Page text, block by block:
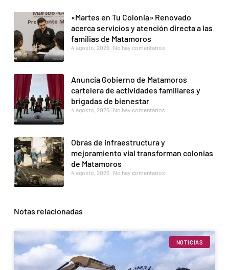
«Martes en Tu Colonia» Renovado
acerca servicios y atención directa a las
familias de Matamoros
4 agosto, 2026 No hay comentarios
Anuncia Gobierno de Matamoros
cartelera de actividades familiares y
brigadas de bienestar
4 agosto, 2026 No hay comentarios
Obras de infraestructura y
mejoramiento vial transforman colonias
de Matamoros
4 agosto, 2026 No hay comentarios
Notas relacionadas
NOTICIAS